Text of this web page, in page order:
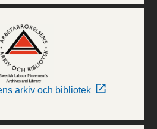
arkiv och bibliotek